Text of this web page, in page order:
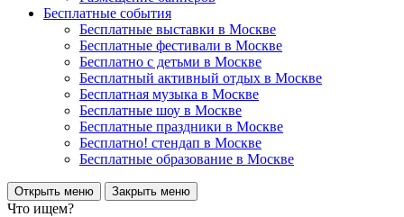
Бесплатные события
Бесплатные выставки в Москве
Бесплатные фестивали в Москве
Бесплатно с детьми в Москве
Бесплатный активный отдых в Москве
Бесплатная музыка в Москве
Бесплатные шоу в Москве
Бесплатные праздники в Москве
Бесплатно! стендап в Москве
Бесплатные образование в Москве
Открыть меню Закрыть меню
Что ищем?